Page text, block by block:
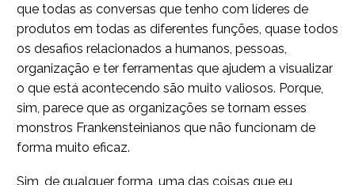
que todas as conversas que tenho com líderes de
produtos em todas as diferentes funções, quase todos
os desafios relacionados a humanos, pessoas,
organização e ter ferramentas que ajudem a visualizar
o que está acontecendo são muito valiosos. Porque,
sim, parece que as organizações se tornam esses
monstros Frankensteinianos que não funcionam de
forma muito eficaz.
Sim, de qualquer forma, uma das coisas que eu